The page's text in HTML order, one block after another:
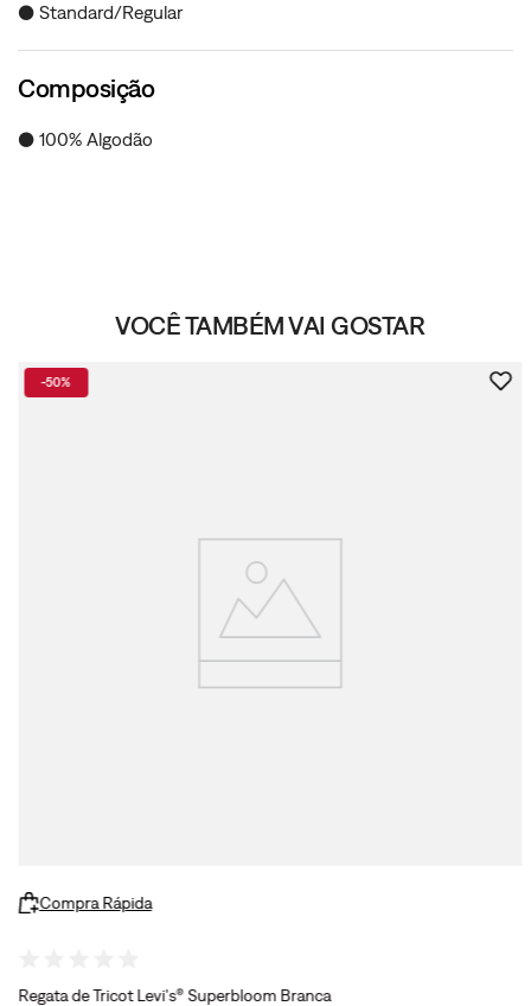
● Standard/Regular
Composição
● 100% Algodão
VOCÊ TAMBÉM VAI GOSTAR
-50%
Compra Rápida
Regata de Tricot Levi's® Superbloom Branca